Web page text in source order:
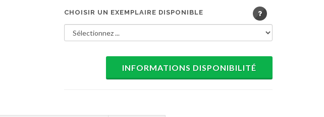
CHOISIR UN EXEMPLAIRE DISPONIBLE
INFORMATIONS DISPONIBILITÉ